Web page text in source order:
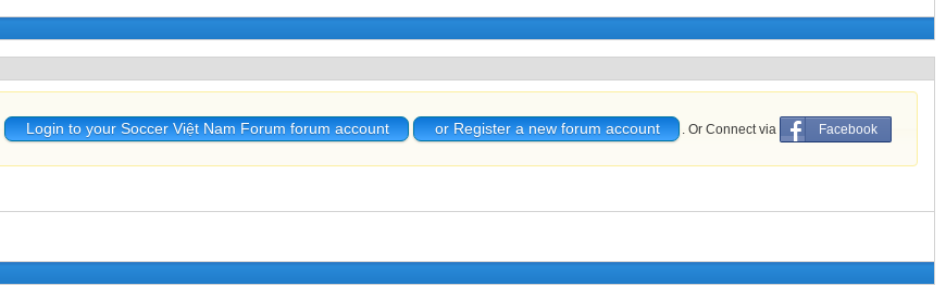
Login to your Soccer Việt Nam Forum forum account or Register a new forum account . Or Connect via Facebook